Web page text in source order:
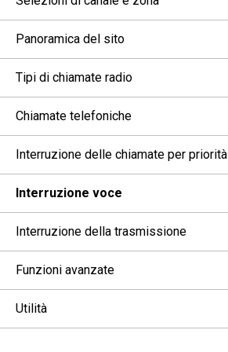
Panoramica del sito
Tipi di chiamate radio
Chiamate telefoniche
Interruzione delle chiamate per priorità
Interruzione voce
Interruzione della trasmissione
Funzioni avanzate
Utilità